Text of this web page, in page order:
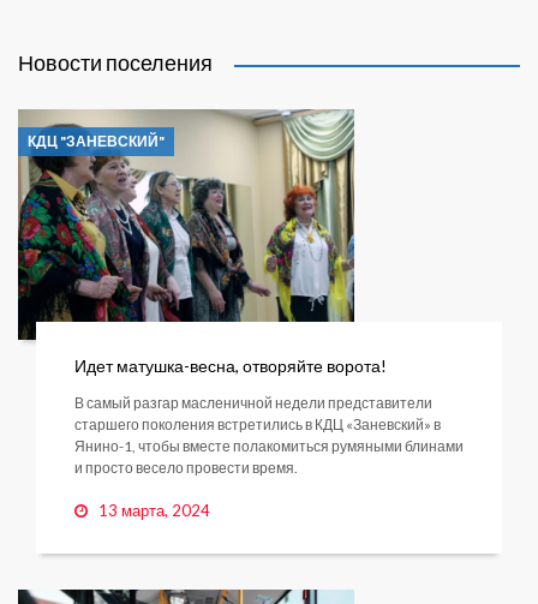
Новости поселения
КДЦ "ЗАНЕВСКИЙ"
Идет матушка-весна, отворяйте ворота!
В самый разгар масленичной недели представители
старшего поколения встретились в КДЦ «Заневский» в
Янино-1, чтобы вместе полакомиться румяными блинами
и просто весело провести время.
13 марта, 2024